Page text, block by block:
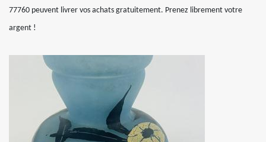
77760 peuvent livrer vos achats gratuitement. Prenez librement votre
argent !